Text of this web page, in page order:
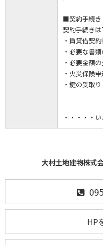
■契約手続き
契約手続きは
・賃貸借契
・必要な書
・必要金額
・火災保険
・鍵の受取り
・・・・・
大村土地建物株式
HP